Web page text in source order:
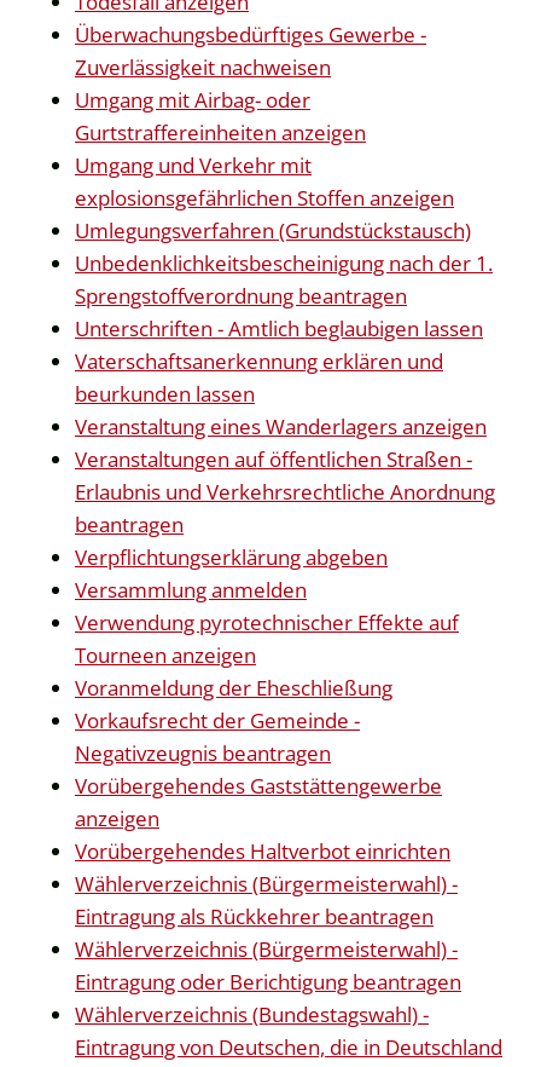
Überwachungsbedürftiges Gewerbe -
Zuverlässigkeit nachweisen
Umgang mit Airbag- oder
Gurtstraffereinheiten anzeigen
Umgang und Verkehr mit
explosionsgefährlichen Stoffen anzeigen
Umlegungsverfahren (Grundstückstausch)
Unbedenklichkeitsbescheinigung nach der 1.
Sprengstoffverordnung beantragen
Unterschriften - Amtlich beglaubigen lassen
Vaterschaftsanerkennung erklären und
beurkunden lassen
Veranstaltung eines Wanderlagers anzeigen
Veranstaltungen auf öffentlichen Straßen -
Erlaubnis und Verkehrsrechtliche Anordnung
beantragen
Verpflichtungserklärung abgeben
Versammlung anmelden
Verwendung pyrotechnischer Effekte auf
Tourneen anzeigen
Voranmeldung der Eheschließung
Vorkaufsrecht der Gemeinde -
Negativzeugnis beantragen
Vorübergehendes Gaststättengewerbe
anzeigen
Vorübergehendes Haltverbot einrichten
Wählerverzeichnis (Bürgermeisterwahl) -
Eintragung als Rückkehrer beantragen
Wählerverzeichnis (Bürgermeisterwahl) -
Eintragung oder Berichtigung beantragen
Wählerverzeichnis (Bundestagswahl) -
Eintragung von Deutschen, die in Deutschland